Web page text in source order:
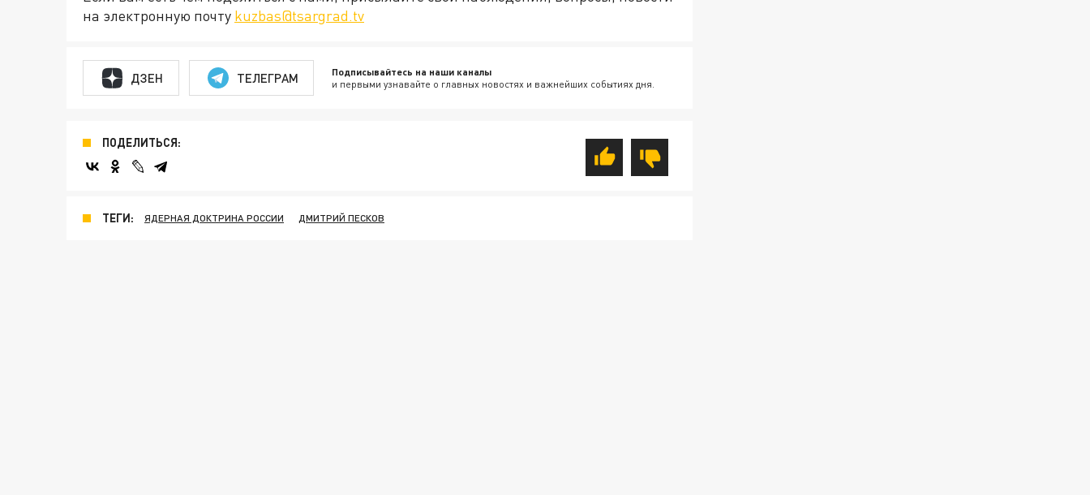
на электронную почту kuzbas@tsargrad.tv
ДЗЕН ТЕЛЕГРАМ Подписывайтесь на наши каналы
и первыми узнавайте о главных новостях и важнейших событиях дня.
ПОДЕЛИТЬСЯ:
ТЕГИ: ЯДЕРНАЯ ДОКТРИНА РОССИИ ДМИТРИЙ ПЕСКОВ